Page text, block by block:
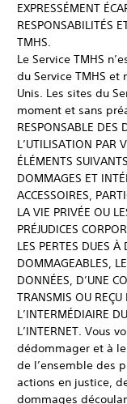
EXPRESSÉMENT
RESPONSABILITÉS
TMHS.
Le Service TMHS
du Service TMHS et
Unis. Les sites du
moment et sans
RESPONSABLE DES
L’UTILISATION PAR
ÉLÉMENTS
DOMMAGES ET
ACCESSOIRES,
LA VIE PRIVÉE OU
PRÉJUDICES
LES PERTES DUES
DOMMAGEABLES,
DONNÉES, D’UNE
TRANSMIS OU
L’INTERMÉDIAIRE
L’INTERNET. Vous
dédommager et à
de l’ensemble des
actions en justice,
dommages